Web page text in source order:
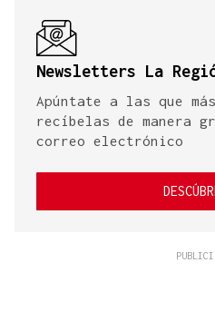
Newsletters La
Apúntate a las que
recíbelas de manera
correo electrónico